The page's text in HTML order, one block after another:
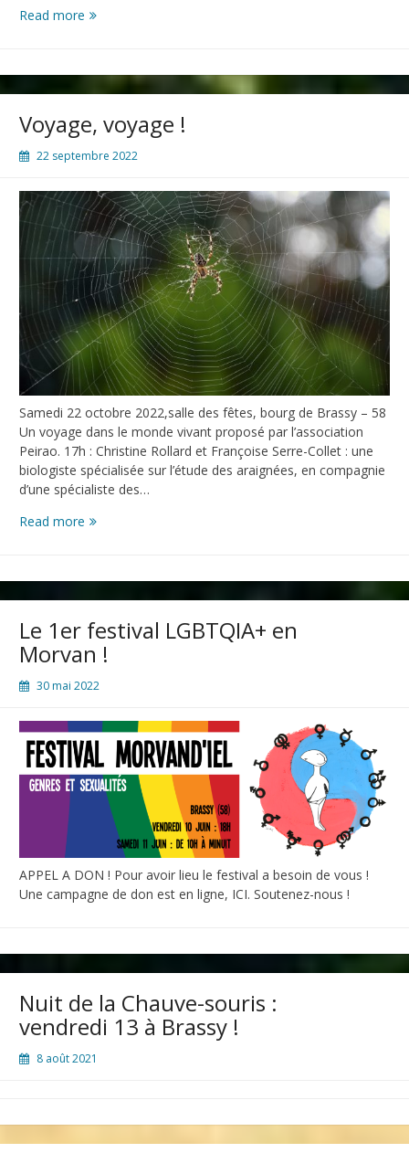
Read more Fête
:
LE
Voyage, voyage !
22 septembre 2022
Samedi 22 octobre 2022,salle des fêtes, bourg de Brassy – 58
Un voyage dans le monde vivant proposé par l’association
Peirao. 17h : Christine Rollard et Françoise Serre-Collet : une
biologiste spécialisée sur l’étude des araignées, en compagnie
d’une spécialiste des…
Read more Voyage,
Le 1er festival LGBTQIA+ en
Morvan !
30 mai 2022
APPEL A DON ! Pour avoir lieu le festival a besoin de vous !
Une campagne de don est en ligne, ICI. Soutenez-nous !
Nuit de la Chauve-souris :
vendredi 13 à Brassy !
8 août 2021